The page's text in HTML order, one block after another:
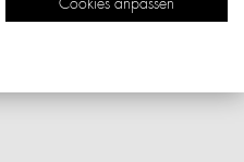
Cookies anpassen